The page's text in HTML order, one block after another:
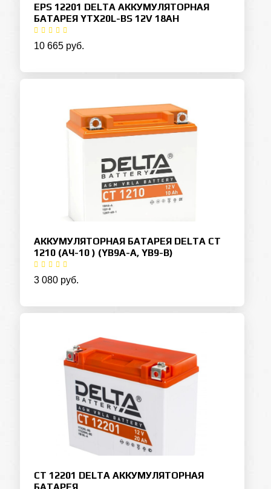
EPS 12201 DELTA АККУМУЛЯТОРНАЯ
БАТАРЕЯ YTX20L-BS 12V 18AH
10 665 руб.
АККУМУЛЯТОРНАЯ БАТАРЕЯ DELTA CT
1210 (АЧ-10 ) (YB9A-A, YB9-B)
3 080 руб.
СТ 12201 DELTA АККУМУЛЯТОРНАЯ
БАТАРЕЯ